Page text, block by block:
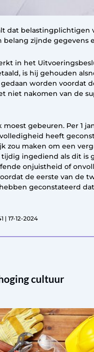
dat
zijnde gegevens
in het
is hij gehouden
worden
niet nakomen van de
gebeuren. Per 1
heeft
zou maken om een
ingediend als dit
onjuistheid of
de eerste van de
geconstateerd
| 17-12-2024
cultuur